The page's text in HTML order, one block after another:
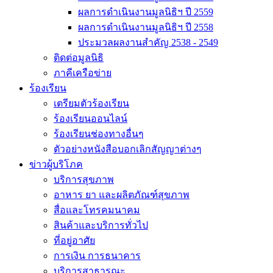
ผลการดำเนินงานมูลนิธิฯ ปี 2559
ผลการดำเนินงานมูลนิธิฯ ปี 2558
ประมวลผลงานสำคัญ 2538 - 2549
ติดต่อมูลนิธิ
ภาคีเครือข่าย
ร้องเรียน
เตรียมตัวร้องเรียน
ร้องเรียนออนไลน์
ร้องเรียนช่องทางอื่นๆ
ตัวอย่างหนังสือบอกเลิกสัญญาต่างๆ
ข่าวผู้บริโภค
บริการสุขภาพ
อาหาร ยา และผลิตภัณฑ์สุขภาพ
สื่อและโทรคมนาคม
สินค้าและบริการทั่วไป
ที่อยู่อาศัย
การเงิน การธนาคาร
บริการสาธารณะ